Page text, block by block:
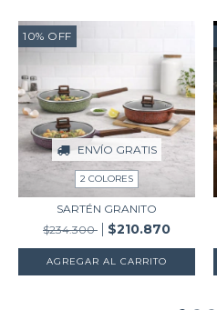
10% OFF
ENVÍO GRATIS
2 COLORES
SARTÉN GRANITO
$234.300
$210.870
AGREGAR AL CARRITO